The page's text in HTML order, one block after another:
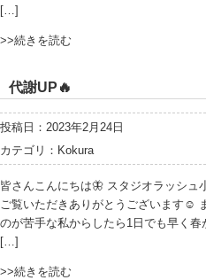
[…]
>>続きを読む
代謝UP🔥
投稿日：2023年2月24日
カテゴリ： Kokura
皆さんこんにちは🦋 スタジオラッシュ
ご覧いただきありがとうございます☺️
のが苦手な私からしたら1日でも早く
[…]
>>続きを読む